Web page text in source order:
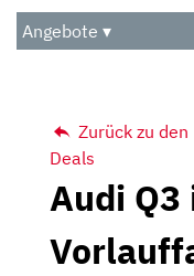
Audio
Das Beste
Angebote ▾
Zurück zu den
Deals
Audi Q3